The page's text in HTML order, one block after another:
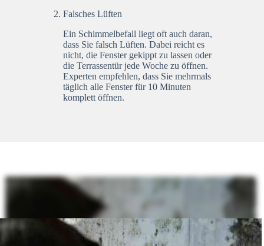
Falsches Lüften
Ein Schimmelbefall liegt oft auch daran,
dass Sie falsch Lüften. Dabei reicht es
nicht, die Fenster gekippt zu lassen oder
die Terrassentür jede Woche zu öffnen.
Experten empfehlen, dass Sie mehrmals
täglich alle Fenster für 10 Minuten
komplett öffnen.